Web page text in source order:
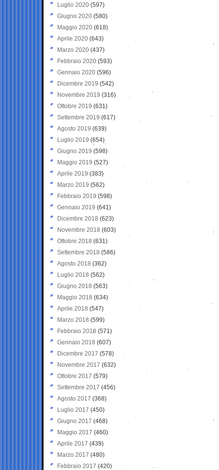
Luglio 2020 (597)
Giugno 2020 (580)
Maggio 2020 (618)
Aprile 2020 (643)
Marzo 2020 (437)
Febbraio 2020 (593)
Gennaio 2020 (596)
Dicembre 2019 (542)
Novembre 2019 (316)
Ottobre 2019 (631)
Settembre 2019 (617)
Agosto 2019 (639)
Luglio 2019 (654)
Giugno 2019 (598)
Maggio 2019 (527)
Aprile 2019 (383)
Marzo 2019 (562)
Febbraio 2019 (598)
Gennaio 2019 (641)
Dicembre 2018 (623)
Novembre 2018 (603)
Ottobre 2018 (631)
Settembre 2018 (586)
Agosto 2018 (362)
Luglio 2018 (562)
Giugno 2018 (563)
Maggio 2018 (634)
Aprile 2018 (547)
Marzo 2018 (599)
Febbraio 2018 (571)
Gennaio 2018 (607)
Dicembre 2017 (578)
Novembre 2017 (632)
Ottobre 2017 (579)
Settembre 2017 (456)
Agosto 2017 (368)
Luglio 2017 (450)
Giugno 2017 (468)
Maggio 2017 (460)
Aprile 2017 (439)
Marzo 2017 (480)
Febbraio 2017 (420)